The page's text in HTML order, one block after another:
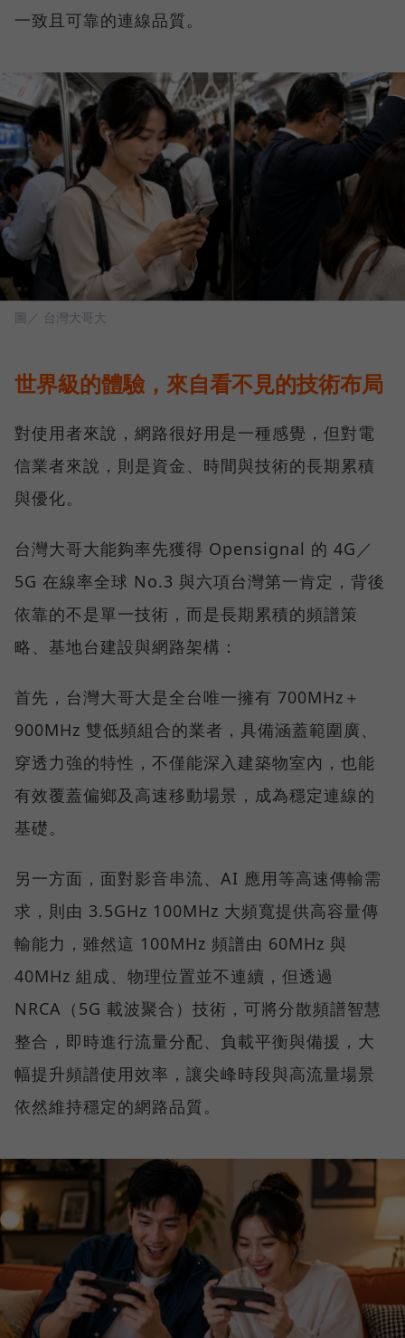
一致且可靠的連線品質。
圖／ 台灣大哥大
世界級的體驗，來自看不見的技術布局
對使用者來說，網路很好用是一種感覺，但對電
信業者來說，則是資金、時間與技術的長期累積
與優化。
台灣大哥大能夠率先獲得 Opensignal 的 4G／
5G 在線率全球 No.3 與六項台灣第一肯定，背後
依靠的不是單一技術，而是長期累積的頻譜策
略、基地台建設與網路架構：
首先，台灣大哥大是全台唯一擁有 700MHz＋
900MHz 雙低頻組合的業者，具備涵蓋範圍廣、
穿透力強的特性，不僅能深入建築物室內，也能
有效覆蓋偏鄉及高速移動場景，成為穩定連線的
基礎。
另一方面，面對影音串流、AI 應用等高速傳輸需
求，則由 3.5GHz 100MHz 大頻寬提供高容量傳
輸能力，雖然這 100MHz 頻譜由 60MHz 與
40MHz 組成、物理位置並不連續，但透過
NRCA（5G 載波聚合）技術，可將分散頻譜智慧
整合，即時進行流量分配、負載平衡與備援，大
幅提升頻譜使用效率，讓尖峰時段與高流量場景
依然維持穩定的網路品質。